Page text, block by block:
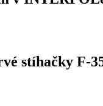
stíhačky F-